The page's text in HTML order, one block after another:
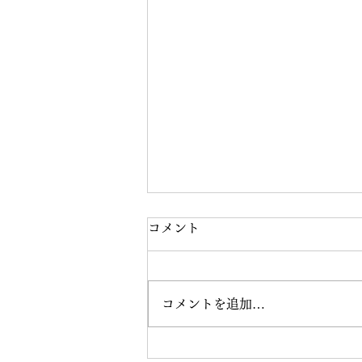
コメント
コメントを追加…